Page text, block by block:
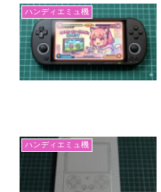
ハンディエミュ機
ハンディエミュ機